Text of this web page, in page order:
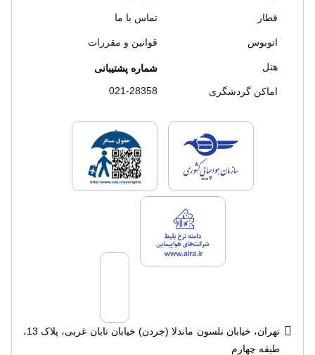
قطار
اتوبوس
هتل
اماکن گردشگری
تماس با ما
قوانین و مقررات
شماره پشتیبانی
021-28358
لایسنس های فروش سفرتاپلایسنس های
لایسنس های فروش سفرتاپ
تهران، خیابان نلسون ماندلا (جردن) خیابان تابان غربی، پلاک 13،
طبقه چهارم